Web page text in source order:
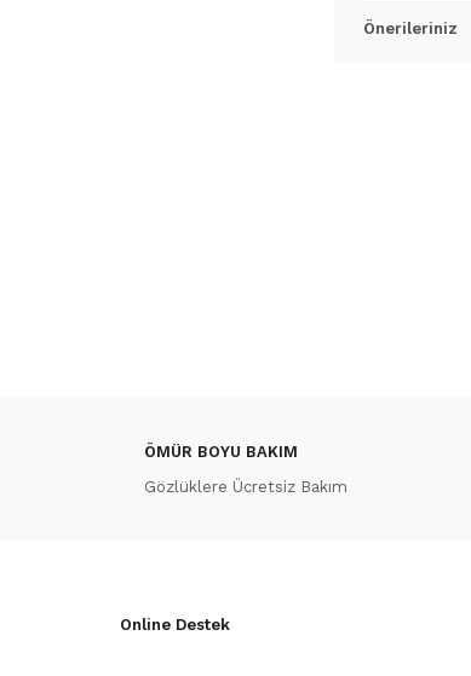
Önerileriniz
ÖMÜR BOYU BAKIM
Gözlüklere Ücretsiz Bakım
Online Destek